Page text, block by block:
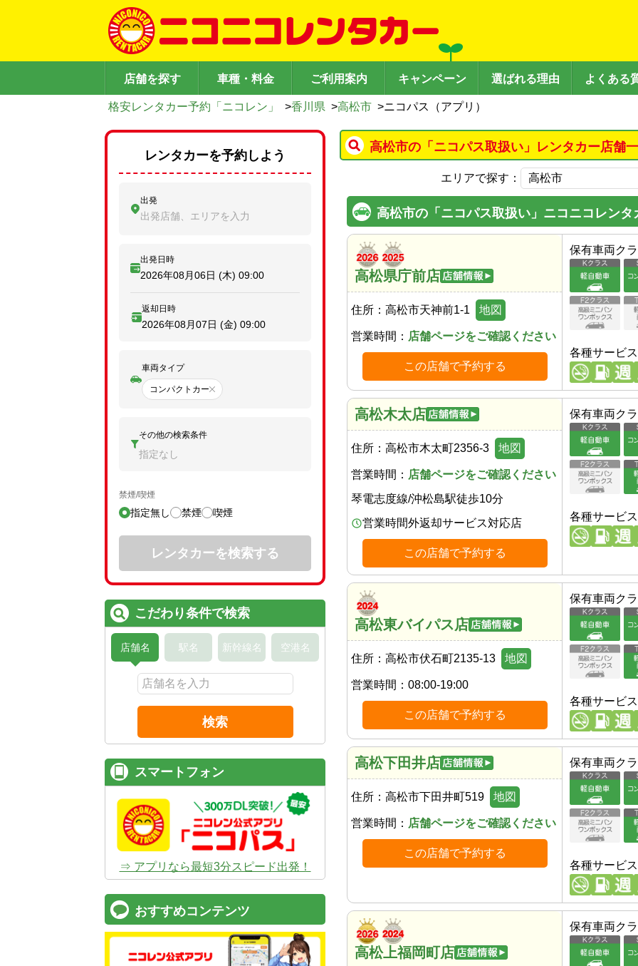
店舗を探す 車種・料金 ご利用案内 キャンペーン 選ばれる理由 よくある
格安レンタカー予約「ニコレン」 >香川県 >高松市 >ニコパス（アプリ）
高松市の「ニコパス取扱い」レンタカー店舗
エリアで探す：
高松市の「ニコパス取扱い」ニコニコレンタ
高松県庁前店
住所： 高松市天神前1-1 地図
営業時間： 店舗ページをご確認ください
この店舗で予約する
保有車両ク
各種サービス
高松木太店
住所： 高松市木太町2356-3 地図
営業時間： 店舗ページをご確認ください
琴電志度線/沖松島駅徒歩10分
営業時間外返却サービス対応店
この店舗で予約する
保有車両ク
各種サービス
高松東バイパス店
住所： 高松市伏石町2135-13 地図
営業時間： 08:00-19:00
この店舗で予約する
保有車両ク
各種サービス
高松下田井店
住所： 高松市下田井町519 地図
営業時間： 店舗ページをご確認ください
この店舗で予約する
保有車両ク
各種サービス
高松上福岡町店
保有車両ク
レンタカーを予約しよう
出発
出発店舗、エリアを入力
出発日時
2026年08月06日 (木) 09:00
返却日時
2026年08月07日 (金) 09:00
車両タイプ
コンパクトカー
その他の検索条件
指定なし
禁煙/喫煙
指定無し 禁煙 喫煙
レンタカーを検索する
こだわり条件で検索
店舗名 駅名 新幹線名 空港名
検索
スマートフォン
⇒ アプリなら最短3分スピード出発！
おすすめコンテンツ